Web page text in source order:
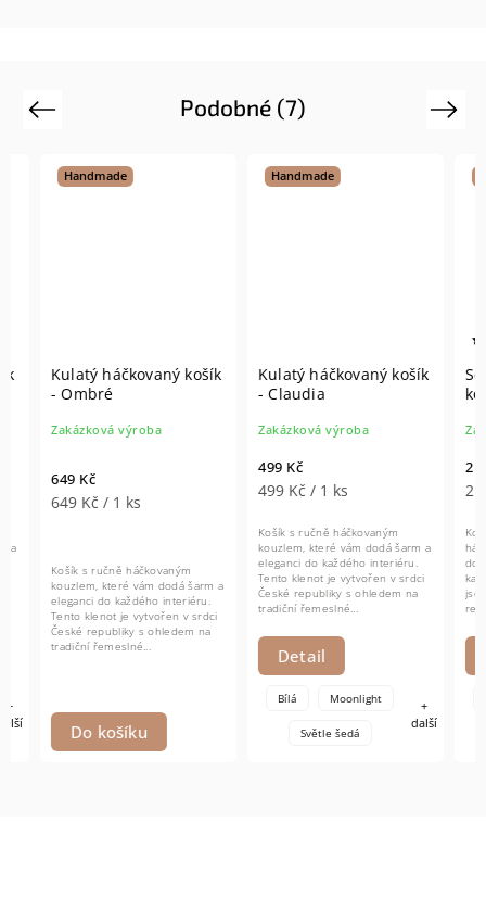
Podobné (7)
Previous
Handmade
Kulatý háčkovaný košík
- Ombré
Zakázková výroba
649 Kč
649 Kč / 1 ks
Do košíku
Košík s ručně háčkovaným
kouzlem, které vám dodá šarm a
eleganci do každého interiéru.
Tento klenot je vytvořen v srdci
České republiky s ohledem na
tradiční řemeslné...
Handmade
Kulatý háčkovaný košík
- Claudia
Zakázková výroba
499 Kč
499 Kč / 1 ks
Detail
Košík s ručně háčkovaným
kouzlem, které vám dodá šarm a
eleganci do každého interiéru.
Tento klenot je vytvořen v srdci
České republiky s ohledem na
tradiční řemeslné...
Moonlight
Světle šedá
další
Set
2 199
2
Košík
dodají
jsou
Next